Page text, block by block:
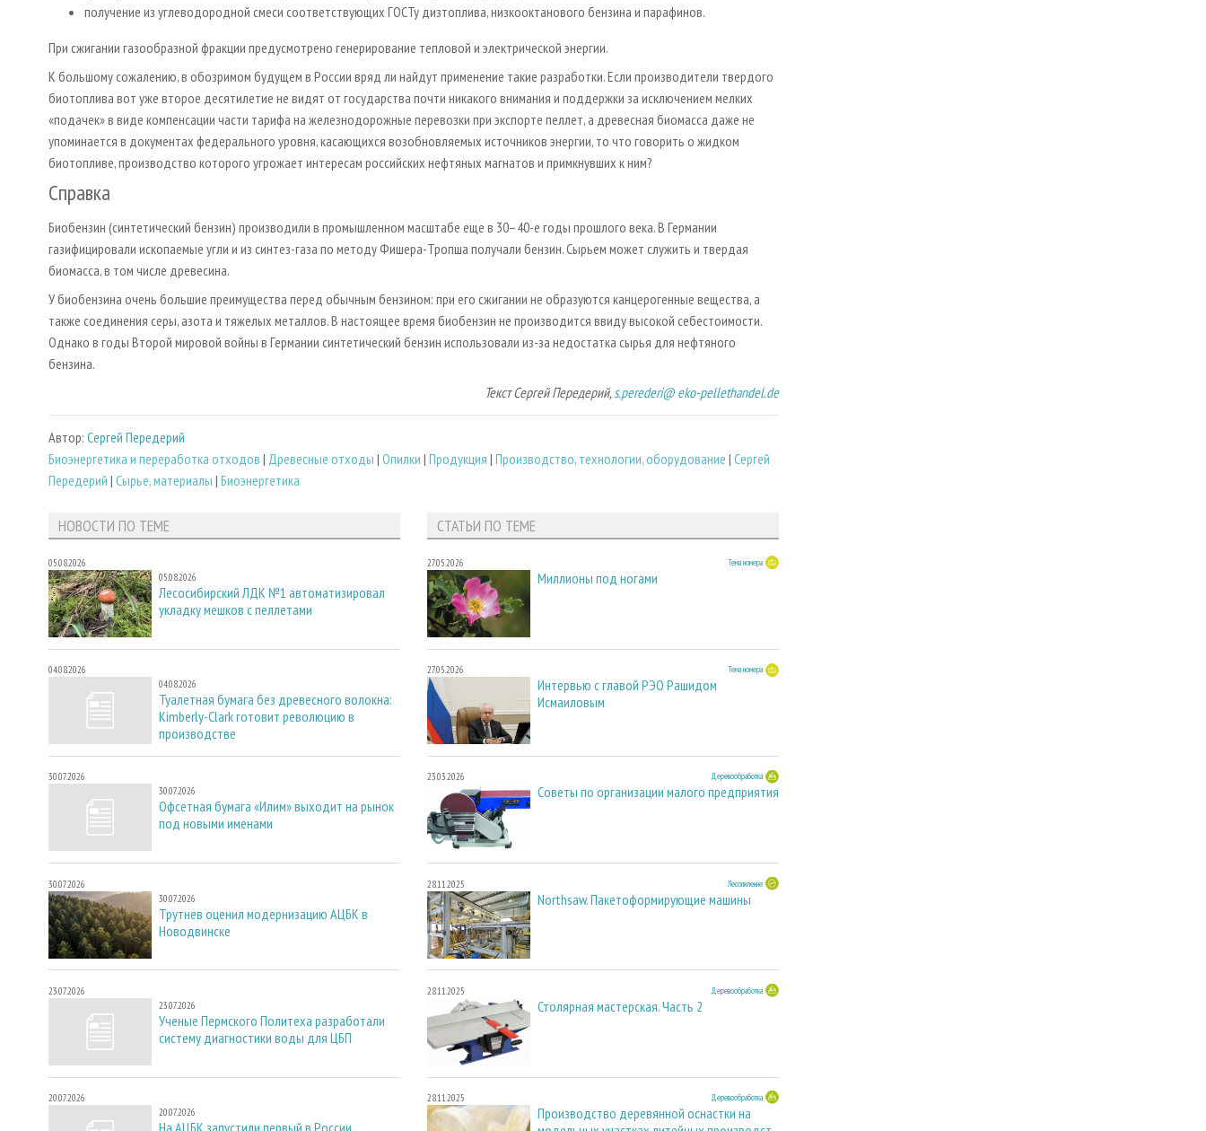
получение из углеводородной смеси соответствующих ГОСТу дизтоплива, низкооктанового бензина и парафинов.
При сжигании газообразной фракции предусмотрено генерирование тепловой и электрической энергии.
К большому сожалению, в обозримом будущем в России вряд ли найдут применение такие разработки. Если производители твердого
биотоплива вот уже второе десятилетие не видят от государства почти никакого внимания и поддержки за исключением мелких
«подачек» в виде компенсации части тарифа на железнодорожные перевозки при экспорте пеллет, а древесная биомасса даже не
упоминается в документах федерального уровня, касающихся возобновляемых источников энергии, то что говорить о жидком
биотопливе, производство которого угрожает интересам российских нефтяных магнатов и примкнувших к ним?
Справка
Биобензин (синтетический бензин) производили в промышленном масштабе еще в 30–40-е годы прошлого века. В Германии
газифицировали ископаемые угли и из синтез-газа по методу Фишера-Тропша получали бензин. Сырьем может служить и твердая
биомасса, в том числе древесина.
У биобензина очень большие преимущества перед обычным бензином: при его сжигании не образуются канцерогенные вещества, а
также соединения серы, азота и тяжелых металлов. В настоящее время биобензин не производится ввиду высокой себестоимости.
Однако в годы Второй мировой войны в Германии синтетический бензин использовали из-за недостатка сырья для нефтяного
бензина.
Текст Сергей Передерий,s.perederi@ eko-pellethandel.de
Автор: Сергей Передерий
Биoэнергетика и переработка отходов | Древесные отходы | Опилки | Продукция | Производство, технологии, оборудование | Сергей
Передерий | Сырье, материалы | Биоэнергетика
НОВОСТИ ПО ТЕМЕ
05.08.2026
05.08.2026
Лесосибирский ЛДК №1 автоматизировал
укладку мешков с пеллетами
04.08.2026
04.08.2026
Туалетная бумага без древесного волокна:
Kimberly-Clark готовит революцию в
производстве
30.07.2026
30.07.2026
Офсетная бумага «Илим» выходит на рынок
под новыми именами
30.07.2026
30.07.2026
Трутнев оценил модернизацию АЦБК в
Новодвинске
23.07.2026
23.07.2026
Ученые Пермского Политеха разработали
систему диагностики воды для ЦБП
20.07.2026
20.07.2026
На АЦБК запустили первый в России
СТАТЬИ ПО ТЕМЕ
27.05.2026 Тема номера
Миллионы под ногами
27.05.2026 Тема номера
Интервью с главой РЭО Рашидом
Исмаиловым
23.03.2026 Деревообработка
Советы по организации малого предприятия
28.11.2025 Лесопиление
Northsaw. Пакетоформирующие машины
28.11.2025 Деревообработка
Столярная мастерская. Часть 2
28.11.2025 Деревообработка
Производство деревянной оснастки на